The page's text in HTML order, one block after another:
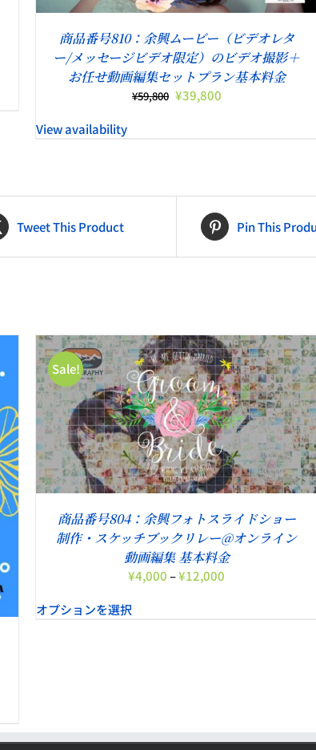
商品番号810：余興ムービー（ビデオレタ
ー/メッセージビデオ限定）のビデオ撮影＋
お任せ動画編集セットプラン基本料金
¥59,800 元
で
¥39,800現
¥39,800
で
す。
View availability
Tweet This Product Pin This
Sale!
商品番号804：余興フォトスライドショー
制作・スケッチブックリレー@オンライン
動画編集 基本料金
¥4,000 –¥12,000
オプションを選択
オプションを選択こ
の
商
品
に
複
数
の
バ
リ
/ 詳細